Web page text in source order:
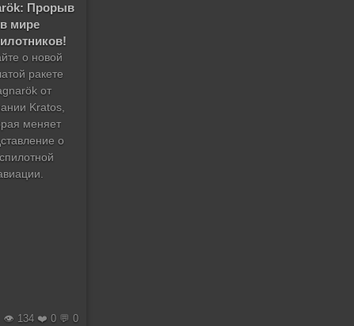
Прорыв
в мире
о новой
ракетe
от
Kratos,
меняет
о
👁️ 134 ❤️ 0 💬 0